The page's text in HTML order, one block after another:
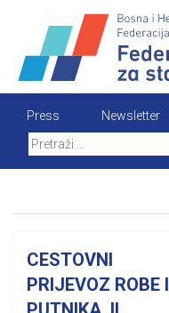
content
Press Newsletter
CESTOVNI
PRIJEVOZ ROBE I